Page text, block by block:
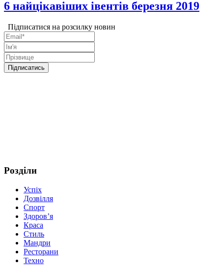
6 найцікавіших івентів березня 2019
Підписатися на розсилку новин
Розділи
Успіх
Дозвілля
Спорт
Здоров’я
Краса
Стиль
Мандри
Ресторани
Техно